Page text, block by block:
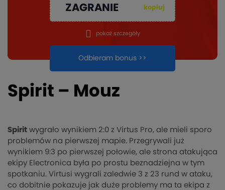
ZAGRANIE kopiuj
Odbieram bonus >>
pokaż szczegóły
Spirit – Mouz
Spirit wygrało wynikiem 2:0 z Virtus Pro, ale mieli sporo
problemów na pierwszej mapie. Przegrywali już
wynikiem 9:3 po pierwszej połowie, ale strona atakująca
ekipy Electronica była po prostu beznadziejna w tym
spotkaniu. Virtusi wygrali zaledwie 3 z 23 rund w ataku,
co dobitnie pokazuje jak duże problemy ma ta ekipa z